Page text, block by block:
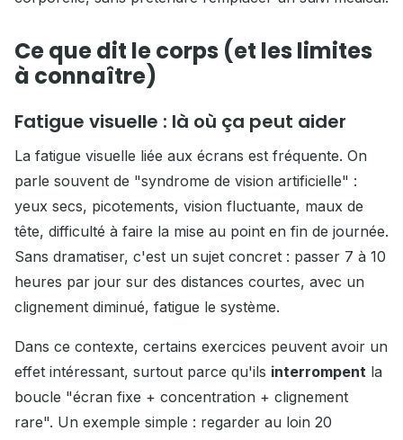
Ce que dit le corps (et les limites
à connaître)
Fatigue visuelle : là où ça peut aider
La fatigue visuelle liée aux écrans est fréquente. On
parle souvent de "syndrome de vision artificielle" :
yeux secs, picotements, vision fluctuante, maux de
tête, difficulté à faire la mise au point en fin de journée.
Sans dramatiser, c'est un sujet concret : passer 7 à 10
heures par jour sur des distances courtes, avec un
clignement diminué, fatigue le système.
Dans ce contexte, certains exercices peuvent avoir un
effet intéressant, surtout parce qu'ils interrompent la
boucle "écran fixe + concentration + clignement
rare". Un exemple simple : regarder au loin 20